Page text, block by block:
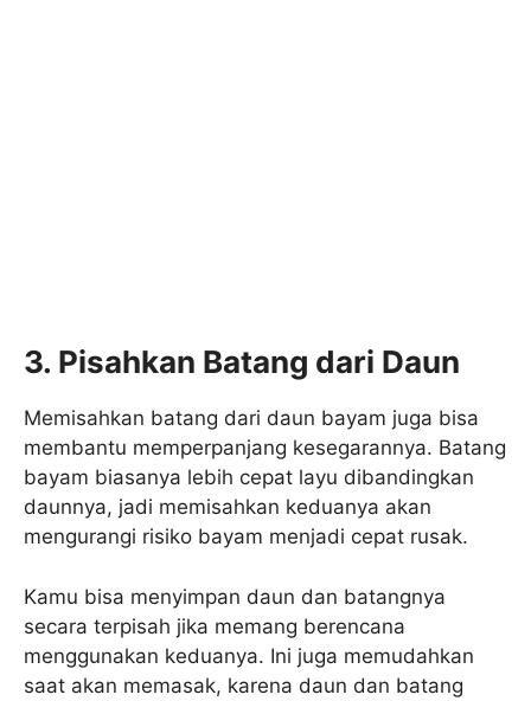
3. Pisahkan Batang dari Daun
Memisahkan batang dari daun bayam juga bisa
membantu memperpanjang kesegarannya. Batang
bayam biasanya lebih cepat layu dibandingkan
daunnya, jadi memisahkan keduanya akan
mengurangi risiko bayam menjadi cepat rusak.
Kamu bisa menyimpan daun dan batangnya
secara terpisah jika memang berencana
menggunakan keduanya. Ini juga memudahkan
saat akan memasak, karena daun dan batang